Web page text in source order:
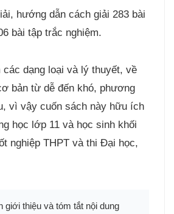
hướng dẫn cách giải 283 bài
bài tập trắc nghiệm.
các dạng loại và lý thuyết, về
bản từ dễ đến khó, phương
vì vậy cuốn sách này hữu ích
học lớp 11 và học sinh khối
nghiệp THPT và thi Đại học,
giới thiệu và tóm tắt nội dung